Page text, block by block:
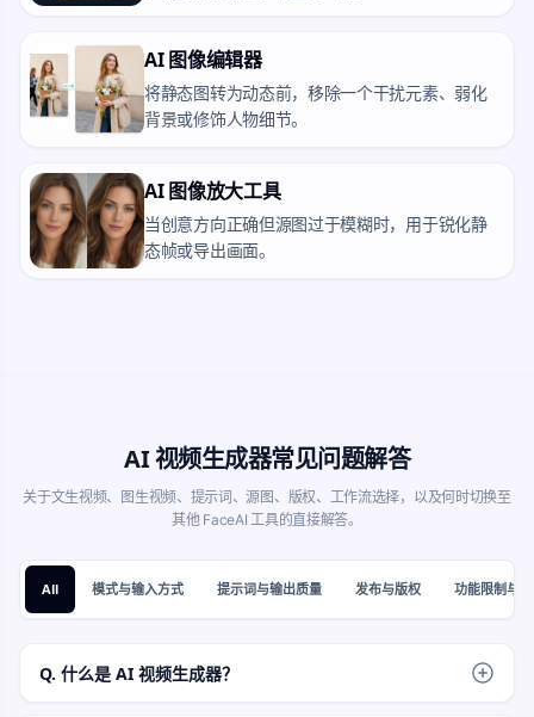
AI 图像编辑器
将静态图转为动态前，移除一个干扰元素、弱化
背景或修饰人物细节。
AI 图像放大工具
当创意方向正确但源图过于模糊时，用于锐化静
态帧或导出画面。
AI 视频生成器常见问题解答
关于文生视频、图生视频、提示词、源图、版权、工作流选择，以及何时切换至
其他 FaceAI 工具的直接解答。
All 模式与输入方式 提示词与输出质量 发布与版权 功能限制与
Q. 什么是 AI 视频生成器？